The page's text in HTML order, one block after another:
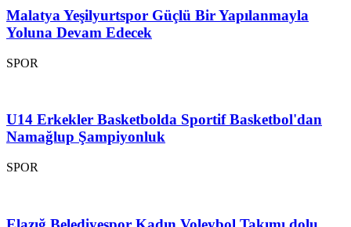
Malatya Yeşilyurtspor Güçlü Bir Yapılanmayla
Yoluna Devam Edecek
SPOR
U14 Erkekler Basketbolda Sportif Basketbol'dan
Namağlup Şampiyonluk
SPOR